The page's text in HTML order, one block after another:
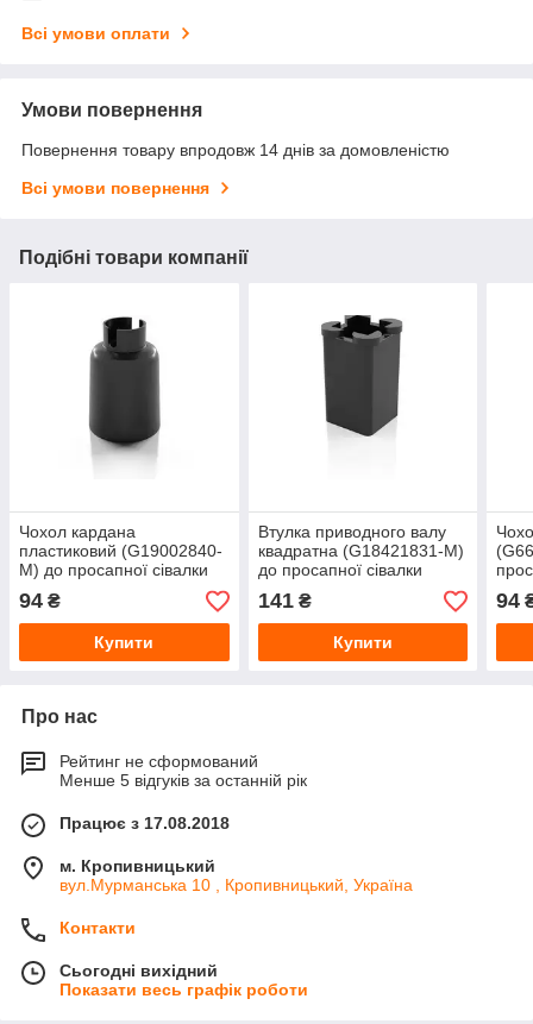
Всі умови оплати
Умови повернення
Повернення товару впродовж 14 днів за домовленістю
Всі умови повернення
Подібні товари компанії
Чохол кардана
пластиковий (G19002840-
M) до просапної сівалки
Gaspardo від MayerPro
94 ₴
Купити
Втулка приводного валу
квадратна (G18421831-M)
до просапної сівалки
Gaspardo від MayerPro
141₴
Купити
94
Про нас
Рейтинг не сформований
Менше 5 відгуків за останній рік
Працює з 17.08.2018
м. Кропивницький
вул.Мурманська 10 , Кропивницький, Україна
Контакти
Сьогодні вихідний
Показати весь графік роботи